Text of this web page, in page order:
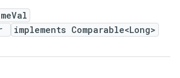
implements Comparable<Long>